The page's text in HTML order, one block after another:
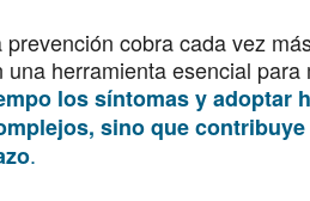
cobra cada vez
herramienta esencial
los síntomas y adoptar
sino que
.